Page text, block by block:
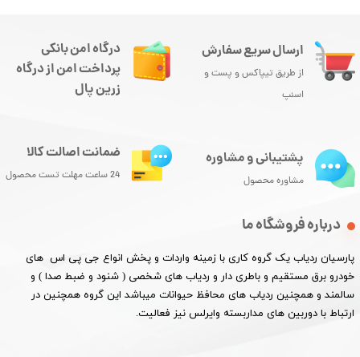
ارسال سریع سفارش
از طریق تیپاکس و پست و
اسنپ
درباره فروشگاه ما
پارسیان ردیاب یک گروه کاری با زمینه واردات و پخش انواع جی پی اس های
خودرو برق مستقیم و باطری دار و ردیاب های شخصی ( شنود و ضبط صدا ) و
سالمند و همچنین ردیاب های محافظ حیوانات میباشد این گروه همچنین در
ارتباط با دوربین های مداربسته وایرلس نیز فعالیت.​​​​​​​
درگاه امن بانکی
پرداخت امن از درگاه
زرین پال
پشتیبانی و مشاوره
مشاوره محصول
ضمانت اصالت کالا
24 ساعت مهلت تست محصول